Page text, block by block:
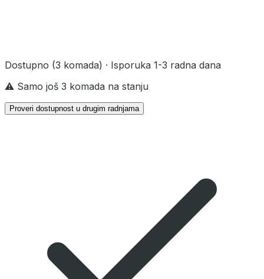
Dostupno (3 komada) · Isporuka 1-3 radna dana
⚠️ Samo još 3 komada na stanju
Proveri dostupnost u drugim radnjama